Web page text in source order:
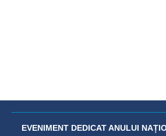
EVENIMENT DEDICAT ANULUI